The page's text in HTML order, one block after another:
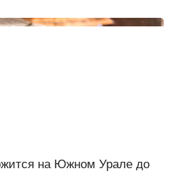
на Южном Урале до